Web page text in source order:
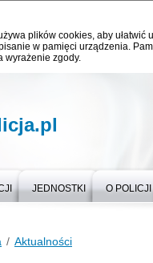
plików cookies, aby ułatwić
w pamięci urządzenia.
wyrażenie zgody.
JEDNOSTKI O POLICJI
Aktualności